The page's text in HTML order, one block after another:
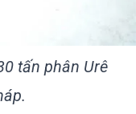
tấn phân Urê